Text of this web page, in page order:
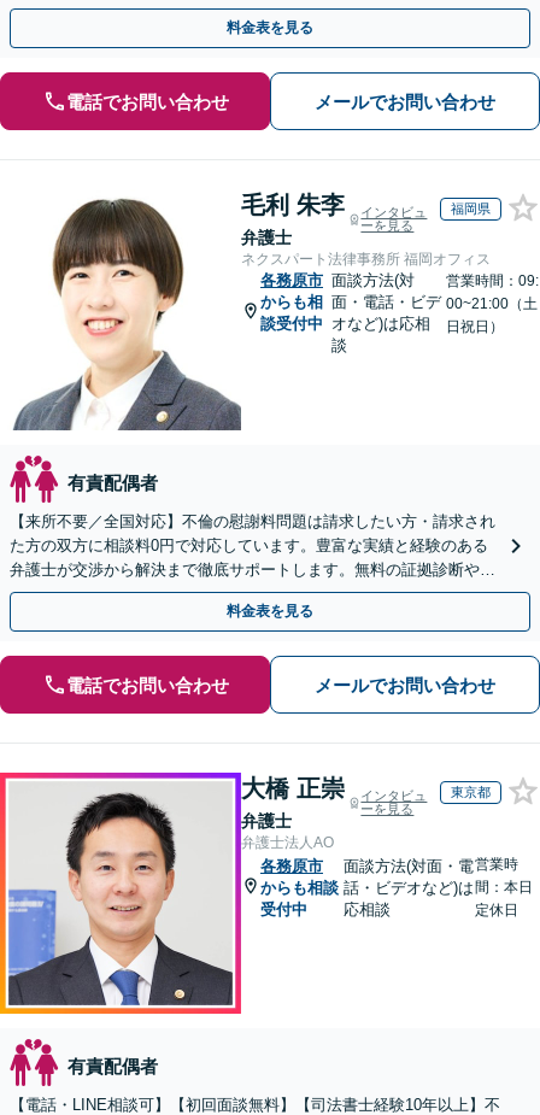
倫相談は初回0円】【全国対応】
料金表を見る
電話でお問い合わせ メールでお問い合わせ
毛利 朱李
弁護士
インタビュ
ーを見る
福岡県
ネクスパート法律事務所 福岡オフィス
各務原市
からも相
談受付中
面談方法(対
面・電話・ビデ
オなど)は応相
談
営業時間：09:
00~21:00（土
日祝日）
有責配偶者
【来所不要／全国対応】不倫の慰謝料問題は請求したい方・請求され
た方の双方に相談料0円で対応しています。豊富な実績と経験のある
弁護士が交渉から解決まで徹底サポートします。無料の証拠診断や着
手金の返還保証もありますので安心してご相談ください。
料金表を見る
電話でお問い合わせ メールでお問い合わせ
大橋 正崇
弁護士
インタビュ
ーを見る
東京都
弁護士法人AO
各務原市
からも相談
受付中
面談方法(対面・電
話・ビデオなど)は
応相談
営業時
間：本日
定休日
有責配偶者
【電話・LINE相談可】【初回面談無料】【司法書士経験10年以上】不